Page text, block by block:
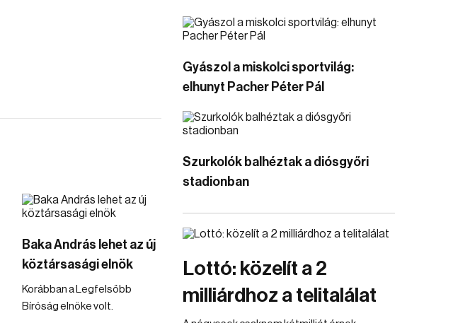
Baka András lehet az új
köztársasági elnök
Korábban a Legfelsőbb
Bíróság elnöke volt.
Gyászol a miskolci sportvilág:
elhunyt Pacher Péter Pál
Szurkolók balhéztak a diósgyőri
stadionban
Lottó: közelít a 2
milliárdhoz a telitalálat